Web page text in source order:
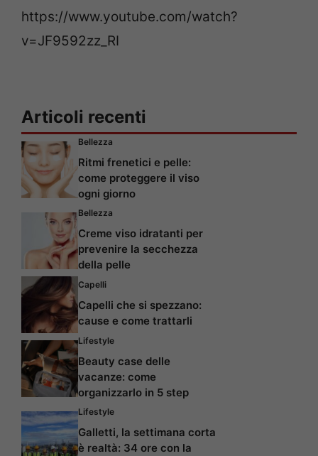
https://www.youtube.com/watch?
v=JF9592zz_RI
Articoli recenti
Bellezza
Ritmi frenetici e pelle:
come proteggere il viso
ogni giorno
Bellezza
Creme viso idratanti per
prevenire la secchezza
della pelle
Capelli
Capelli che si spezzano:
cause e come trattarli
Lifestyle
Beauty case delle
vacanze: come
organizzarlo in 5 step
Lifestyle
Galletti, la settimana corta
è realtà: 34 ore con la